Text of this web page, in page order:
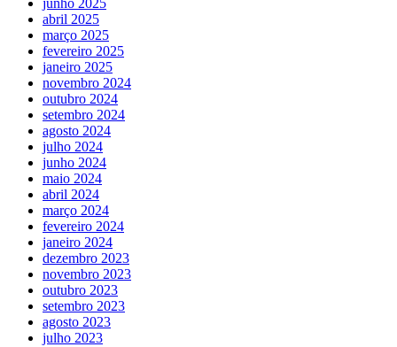
junho 2025
abril 2025
março 2025
fevereiro 2025
janeiro 2025
novembro 2024
outubro 2024
setembro 2024
agosto 2024
julho 2024
junho 2024
maio 2024
abril 2024
março 2024
fevereiro 2024
janeiro 2024
dezembro 2023
novembro 2023
outubro 2023
setembro 2023
agosto 2023
julho 2023